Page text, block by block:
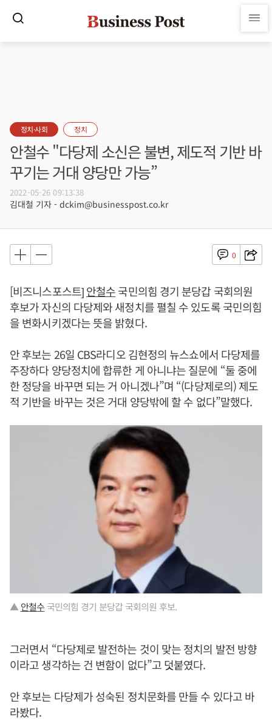
정치·사회 정치
안철수 "다당제 소신은 불변, 제도적 기반 바
꾸기는 거대 양당만 가능”
2022-05-26 09:13:38
김대철 기자 - dckim@businesspost.co.kr
0
[비즈니스포스트]안철수국민의힘 경기 분당갑 국회의원
후보가 자신의 다당제와 새정치를 펼칠 수 있도록 국민의힘
을 변화시키겠다는 뜻을 밝혔다.
안 후보는 26일 CBS라디오 김현정의 뉴스쇼에서 다당제를
주장하다 양당정치에 합류한 게 아니냐는 질문에 “둘 중에
한 정당을 바꾸면 되는 거 아니겠나”며 “(다당제로의) 제도
적 기반을 바꾸는 것은 거대 양당밖에 할 수 없다”말했다.
▲안철수 국민의힘 경기 분당갑 국회의원 후보.
그러면서 “다당제로 발전하는 것이 맞는 정치의 발전 방향
이라고 생각하는 건 변함이 없다”고 덧붙였다.
안 후보는 다당제가 성숙된 정치문화를 만들 수 있다고 바
라봤다.